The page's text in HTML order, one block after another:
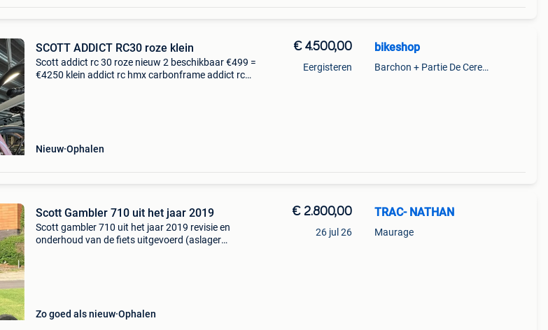
SCOTT ADDICT RC30 roze klein
Scott addict rc 30 roze nieuw 2 beschikbaar €499 =
€4250 klein addict rc hmx carbonframe addict rc
Nieuw Ophalen
€ 4.500,00
Eergisteren
bikeshop
Barchon + Partie De Cerexhe - Heuseux, De Evegnee - Tignee
Scott Gambler 710 uit het jaar 2019
Scott gambler 710 uit het jaar 2019 revisie en
onderhoud van de fiets uitgevoerd (aslager
Zo goed als nieuw Ophalen
€ 2.800,00
26 jul 26
TRAC- NATHAN
Maurage